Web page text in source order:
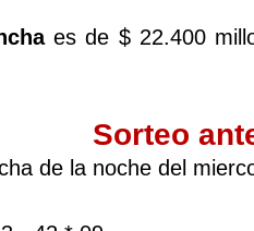
es de $ 22.400
Sorteo
de la noche del